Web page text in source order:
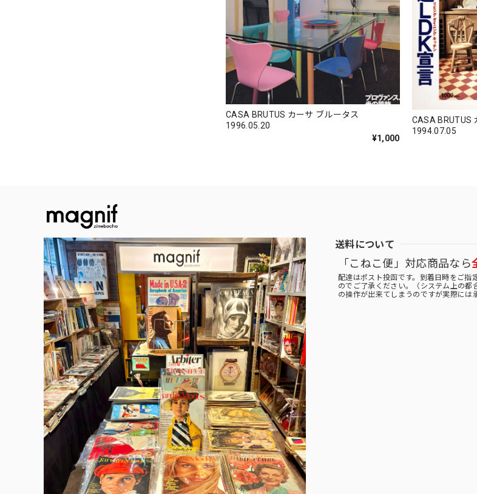
CASA BRUTUS カーサ ブルータス
1996.05.20
¥1,000
CASA BRUTUS
1994.07.05
送料について
「こねこ便」対応商品なら
配達はポスト投函です。到着日時をご指
のでご了承ください。（システム上の都
の操作が出来てしまうのですが実際には